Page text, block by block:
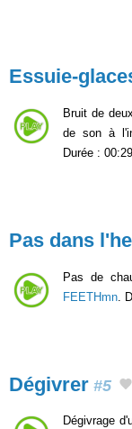
Essuie-
Bruit de
de son à
Durée : 00:29.
Pas dans
Pas de
FEETHmn .
Dégivrer #5
Dégivrage